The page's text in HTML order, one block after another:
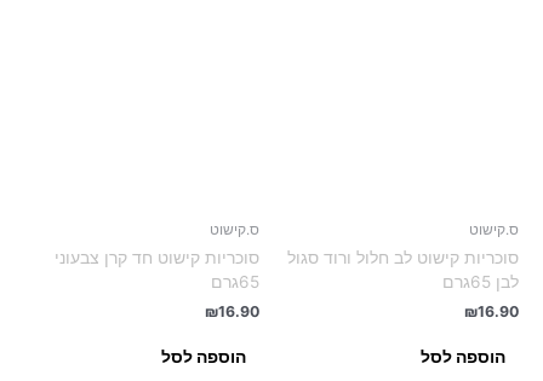
ס.קישוט
סוכריות קישוט לב חלול ורוד סגול
לבן 65גרם
₪16.90
הוספה לסל
ס.קישוט
סוכריות קישוט חד קרן צבעוני
65גרם
₪16.90
הוספה לסל